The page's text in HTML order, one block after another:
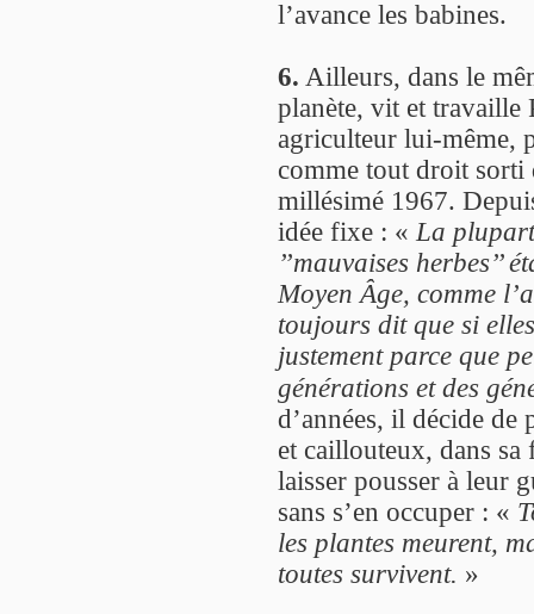
l’avance les babines.
6. Ailleurs, dans le
planète, vit et travaille
agriculteur lui-même,
comme tout droit sorti
millésimé 1967.
idée fixe : «La
’’mauvaises
Moyen Âge, comme
toujours dit que si
justement parce que
générations et des
d’années, il décide de
et caillouteux, dans sa
laisser pousser à leur
sans s’en occuper : «
les plantes meurent,
toutes survivent. »